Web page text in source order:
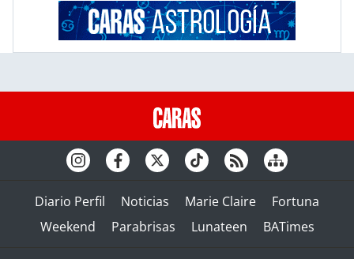
Diario Perfil Noticias Marie Claire
Fortuna
Weekend
Parabrisas Lunateen BATimes